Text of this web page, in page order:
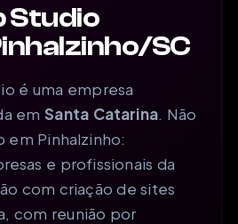
Studio
SC
é uma empresa
emSanta Catarina. Não
Pinhalzinho:
e profissionais da
com criação de sites
com reunião por